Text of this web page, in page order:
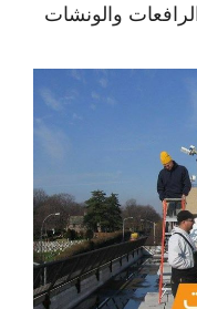
والونشات